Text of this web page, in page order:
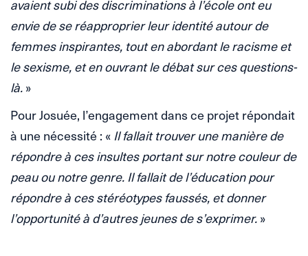
avaient subi des discriminations à l’école ont eu
envie de se réapproprier leur identité autour de
femmes inspirantes, tout en abordant le racisme et
le sexisme, et en ouvrant le débat sur ces questions-
là.»
Pour Josuée, l’engagement dans ce projet répondait
à une nécessité : «Il fallait trouver une manière de
répondre à ces insultes portant sur notre couleur de
peau ou notre genre. Il fallait de l’éducation pour
répondre à ces stéréotypes faussés, et donner
l’opportunité à d’autres jeunes de s’exprimer.»